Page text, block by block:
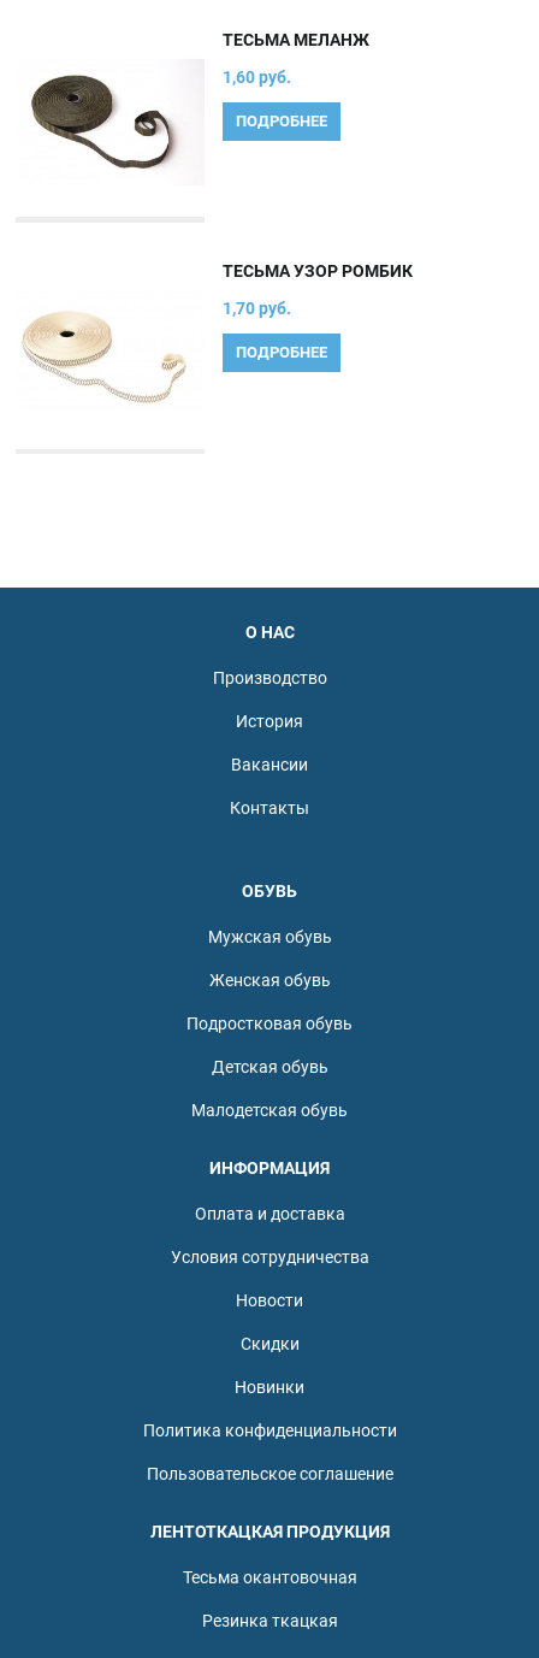
ТЕСЬМА МЕЛАНЖ
1,60 руб.
ПОДРОБНЕЕ
ТЕСЬМА УЗОР РОМБИК
1,70 руб.
ПОДРОБНЕЕ
О НАС
Производство
История
Вакансии
Контакты
ОБУВЬ
Мужская обувь
Женская обувь
Подростковая обувь
Детская обувь
Малодетская обувь
ИНФОРМАЦИЯ
Оплата и доставка
Условия сотрудничества
Новости
Скидки
Новинки
Политика конфиденциальности
Пользовательское соглашение
ЛЕНТОТКАЦКАЯ ПРОДУКЦИЯ
Тесьма окантовочная
Резинка ткацкая